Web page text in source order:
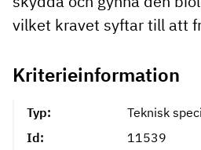
vilket kravet syftar till att
Kriterieinformation
Typ:
Teknisk
Id:
11539